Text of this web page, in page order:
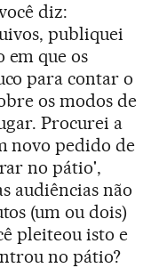
diz:
publiquei
em que os
para contar o
os modos de
Procurei a
novo pedido de
no pátio',
audiências não
(um ou dois)
pleiteou isto e
no pátio?